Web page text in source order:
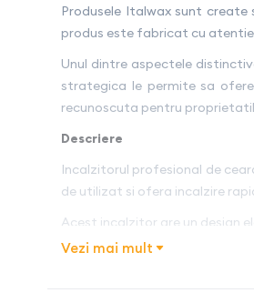
Produsele Italwax sunt
produs este fabricat cu
Unul dintre aspectele
strategica le permite sa
recunoscuta pentru
Descriere
Incalzitorul profesional de
de utilizat si ofera incalzire
Acest incalzitor are un design
mereu la indemana in timpul
Vezi mai mult